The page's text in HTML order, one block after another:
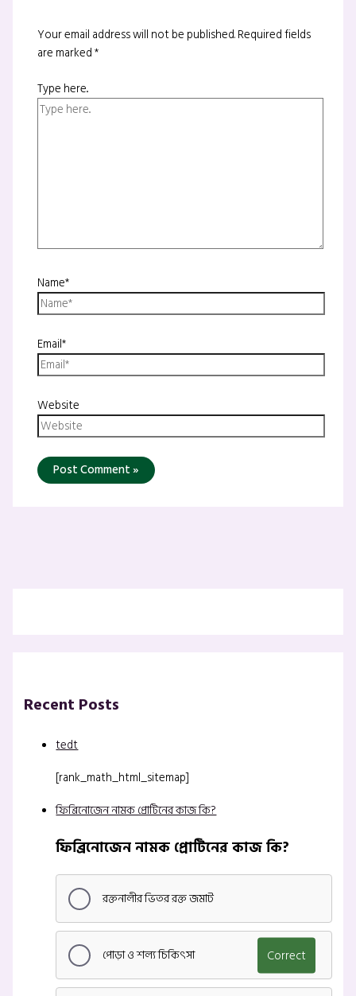
Your email address will not be published.Required fields
are marked*
Type here..
Name*
Email*
Website
Recent Posts
tedt
[rank_math_html_sitemap]
ফিব্রিনোজেন নামক প্রোটিনের কাজ কি?
ফিব্রিনোজেন নামক প্রোটিনের কাজ কি?
রক্তনালীর ভিতর রক্ত জমাট
পোড়া ও শল্য চিকিৎসা Correct